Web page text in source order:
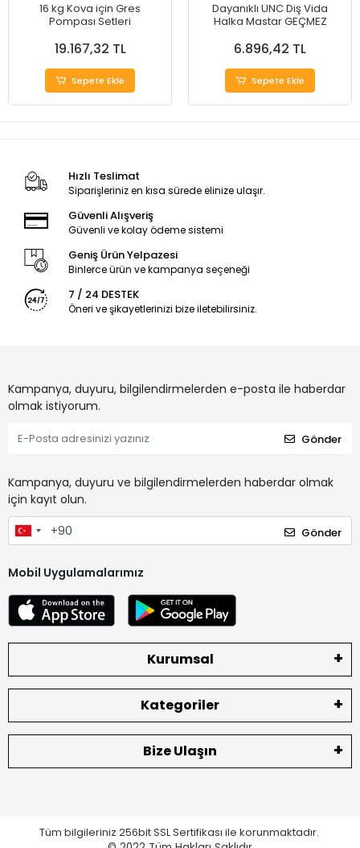
16 kg Kova için Gres
Pompası Setleri
19.167,32 TL
Sepete Ekle
Dayanıklı UNC Diş Vida
Halka Mastar GEÇMEZ
6.896,42 TL
Sepete Ekle
Hızlı Teslimat
Siparişleriniz en kısa sürede elinize ulaşır.
Güvenli Alışveriş
Güvenli ve kolay ödeme sistemi
Geniş Ürün Yelpazesi
Binlerce ürün ve kampanya seçeneği
7 / 24 DESTEK
Öneri ve şikayetlerinizi bize iletebilirsiniz.
Kampanya, duyuru, bilgilendirmelerden e-posta ile haberdar
olmak istiyorum.
Gönder
Kampanya, duyuru ve bilgilendirmelerden haberdar olmak
için kayıt olun.
Gönder
Mobil Uygulamalarımız
Kurumsal
Kategoriler
Bize Ulaşın
Tüm bilgileriniz 256bit SSL Sertifikası ile korunmaktadır.